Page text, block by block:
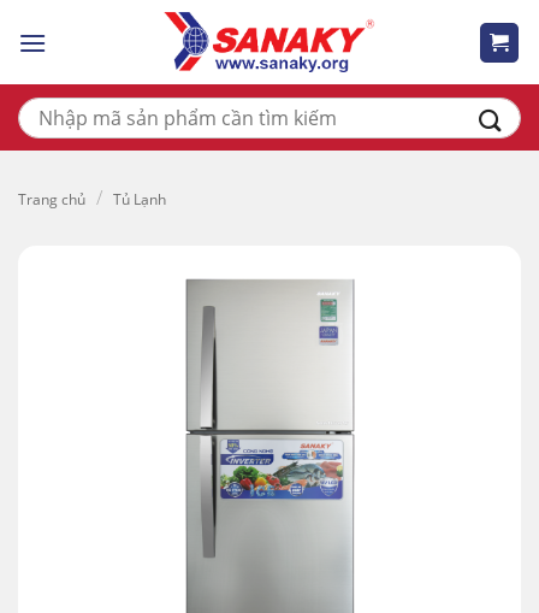
Tìm
kiếm:
Trang chủ / Tủ Lạnh